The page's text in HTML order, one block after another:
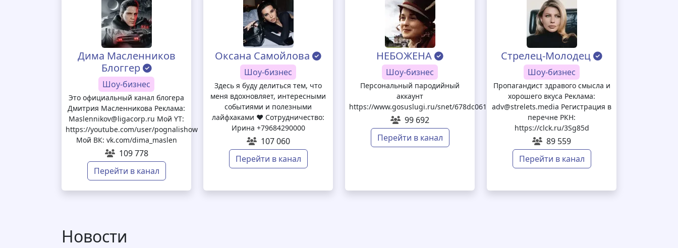
Дима Масленников
Блоггер
Шоу-бизнес
Это официальный канал блогера
Дмитрия Масленникова Реклама:
Maslennikov@ligacorp.ru Мой YT:
https://youtube.com/user/pognalishow
Мой ВК: vk.com/dima_maslen
109 778
Перейти в канал
Оксана Самойлова
Шоу-бизнес
Здесь я буду делиться тем, что
меня вдохновляет, интересными
событиями и полезными
лайфхаками ♥️ Сотрудничество:
Ирина +79684290000
107 060
Перейти в канал
НЕБОЖЕНА
Шоу-бизнес
Персональный пародийный
аккаунт
https://www.gosuslugi.ru/snet/678dc06158ab2221b0b3e402
99 692
Перейти в канал
Стрелец-Молодец
Шоу-бизнес
Пропагандист здравого смысла и
хорошего вкуса Реклама:
adv@strelets.media Регистрация в
перечне РКН:
https://clck.ru/3Sg85d
89 559
Перейти в канал
Новости